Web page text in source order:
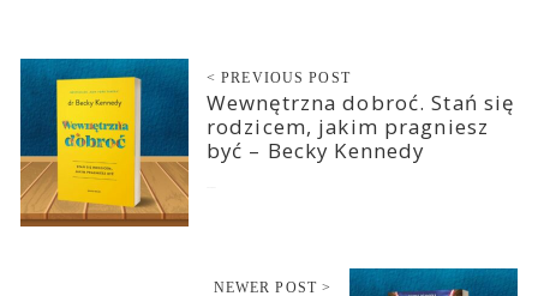
< PREVIOUS POST
Wewnętrzna dobroć. Stań się
rodzicem, jakim pragniesz
być – Becky Kennedy
NEWER POST >